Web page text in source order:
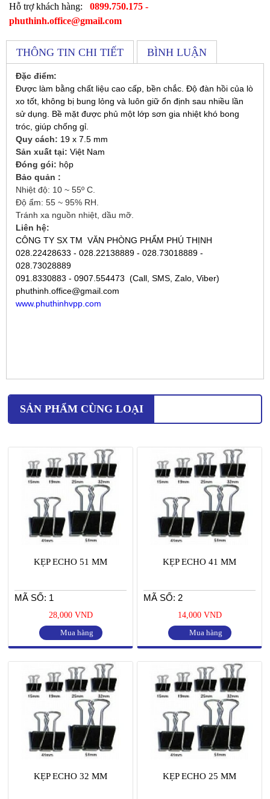
Hỗ trợ khách hàng: 0899.750.175 -
phuthinh.office@gmail.com
THÔNG TIN CHI TIẾT BÌNH LUẬN
Đặc điểm:
Được làm bằng chất liệu cao cấp, bền chắc. Độ đàn hồi của lò
xo tốt, không bị bung lỏng và luôn giữ ổn định sau nhiều lần
sử dụng. Bề mặt được phủ một lớp sơn gia nhiệt khó bong
tróc, giúp chống gỉ.
Quy cách: 19 x 7.5 mm
Sản xuất tại: Việt Nam
Đóng gói: hộp
Bảo quản :
Nhiệt độ: 10 ~ 55º C.
Độ ẩm: 55 ~ 95% RH.
Tránh xa nguồn nhiệt, dầu mỡ.
Liên hệ:
CÔNG TY SX TM VĂN PHÒNG PHẨM PHÚ THỊNH
028.22428633 - 028.22138889 - 028.73018889 -
028.73028889
091.8330883 - 0907.554473 (Call, SMS, Zalo, Viber)
phuthinh.office@gmail.com
www.phuthinhvpp.com
SẢN PHẨM CÙNG LOẠI
KẸP ECHO 51 MM
MÃ SỐ: 1
28,000 VND
Mua hàng
KẸP ECHO 41 MM
MÃ SỐ: 2
14,000 VND
Mua hàng
KẸP ECHO 32 MM KẸP ECHO 25 MM